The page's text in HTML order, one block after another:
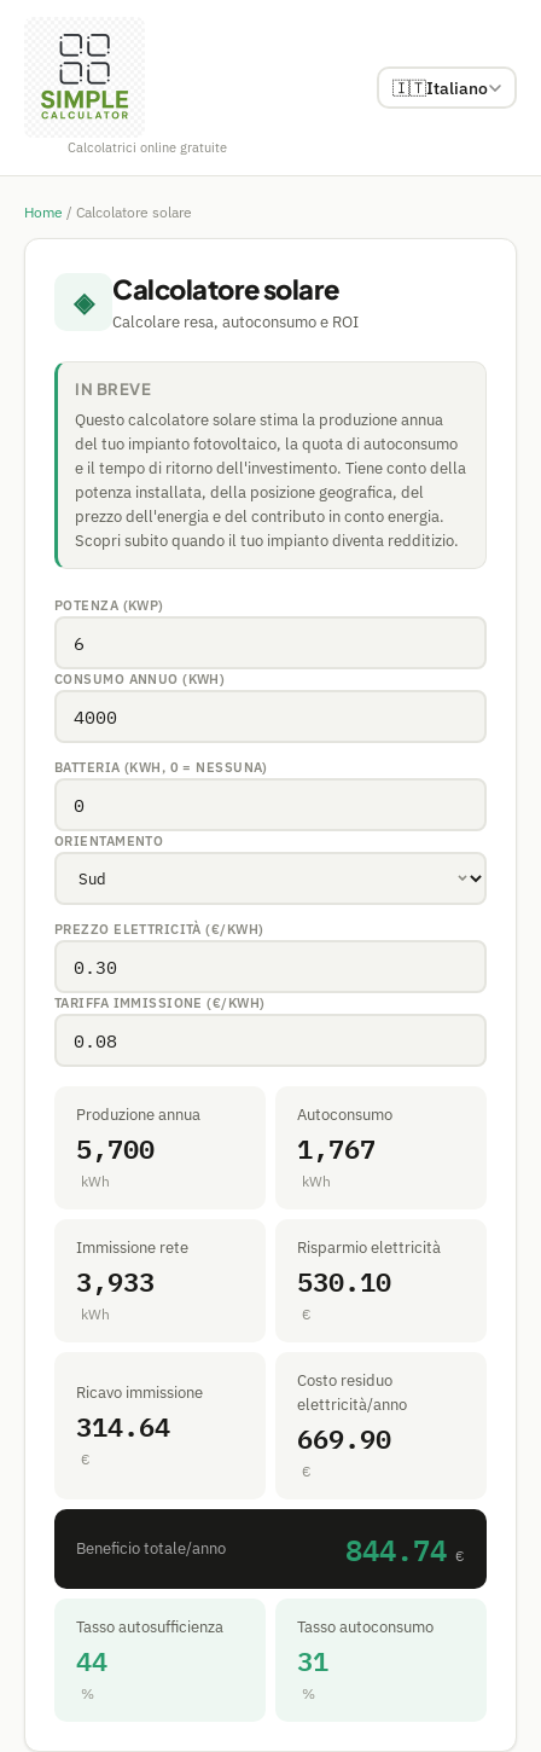
Calcolatrici online gratuite
🇮🇹Italiano
Home / Calcolatore solare
◈ Calcolatore solare
Calcolare resa, autoconsumo e ROI
IN BREVE
Questo calcolatore solare stima la produzione annua
del tuo impianto fotovoltaico, la quota di autoconsumo
e il tempo di ritorno dell'investimento. Tiene conto della
potenza installata, della posizione geografica, del
prezzo dell'energia e del contributo in conto energia.
Scopri subito quando il tuo impianto diventa redditizio.
POTENZA (KWP)
CONSUMO ANNUO (KWH)
BATTERIA (KWH, 0 = NESSUNA)
ORIENTAMENTO
PREZZO ELETTRICITÀ (€/KWH)
TARIFFA IMMISSIONE (€/KWH)
Produzione annua
5,700
kWh
Autoconsumo
1,767
kWh
Immissione rete
3,933
kWh
Risparmio elettricità
530.10
€
Ricavo immissione
314.64
€
Costo residuo
elettricità/anno
669.90
€
Beneficio totale/anno 844.74 €
Tasso autosufficienza
44
%
Tasso autoconsumo
31
%